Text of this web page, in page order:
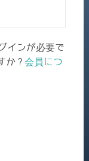
インが必要で
か ? 会員につ